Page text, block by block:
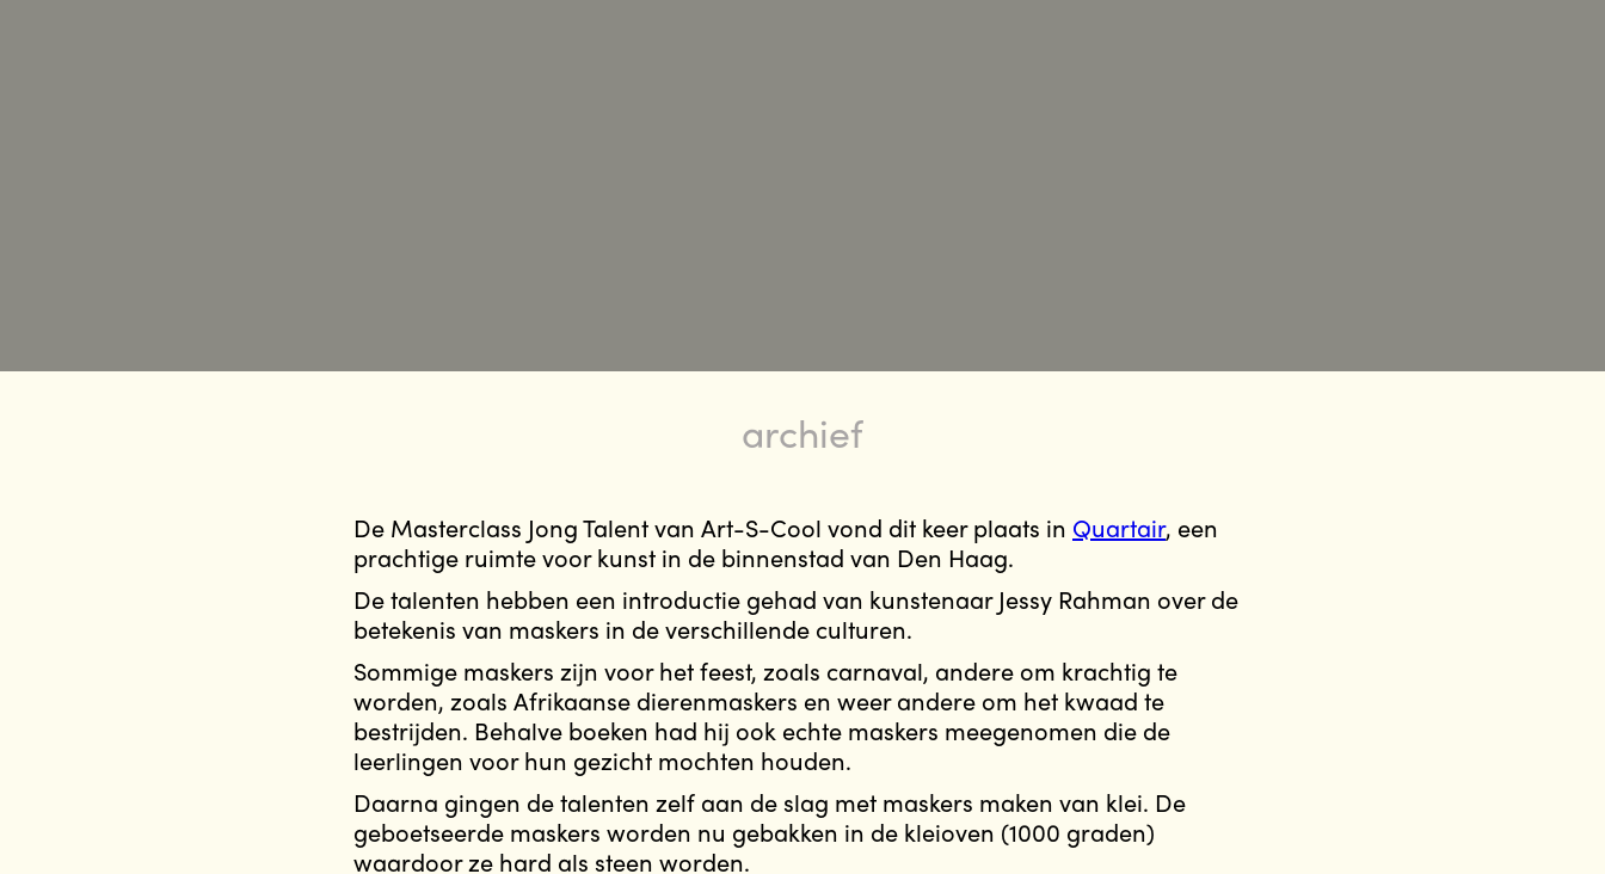
archief
De Masterclass Jong Talent van Art-S-Cool vond dit keer plaats in Quartair, een
prachtige ruimte voor kunst in de binnenstad van Den Haag.
De talenten hebben een introductie gehad van kunstenaar Jessy Rahman over de
betekenis van maskers in de verschillende culturen.
Sommige maskers zijn voor het feest, zoals carnaval, andere om krachtig te
worden, zoals Afrikaanse dierenmaskers en weer andere om het kwaad te
bestrijden. Behalve boeken had hij ook echte maskers meegenomen die de
leerlingen voor hun gezicht mochten houden.
Daarna gingen de talenten zelf aan de slag met maskers maken van klei. De
geboetseerde maskers worden nu gebakken in de kleioven (1000 graden)
waardoor ze hard als steen worden.